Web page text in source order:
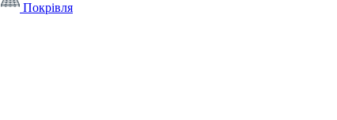
Покрівля